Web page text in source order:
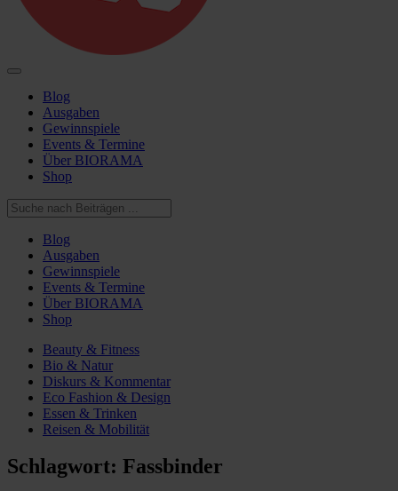
Blog
Ausgaben
Gewinnspiele
Events & Termine
Über BIORAMA
Shop
Blog
Ausgaben
Gewinnspiele
Events & Termine
Über BIORAMA
Shop
Beauty & Fitness
Bio & Natur
Diskurs & Kommentar
Eco Fashion & Design
Essen & Trinken
Reisen & Mobilität
Schlagwort: Fassbinder